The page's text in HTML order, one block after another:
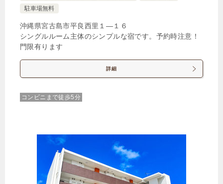
【早期割90】じゃらん限定25％OFF◆90日前までの
スタンダードダブル
駐車場無料
沖縄県宮古島市平良西里１―１６
シングルルーム主体のシンプルな宿です。予約時注意！
門限有ります
詳細
コンビニまで徒歩5分